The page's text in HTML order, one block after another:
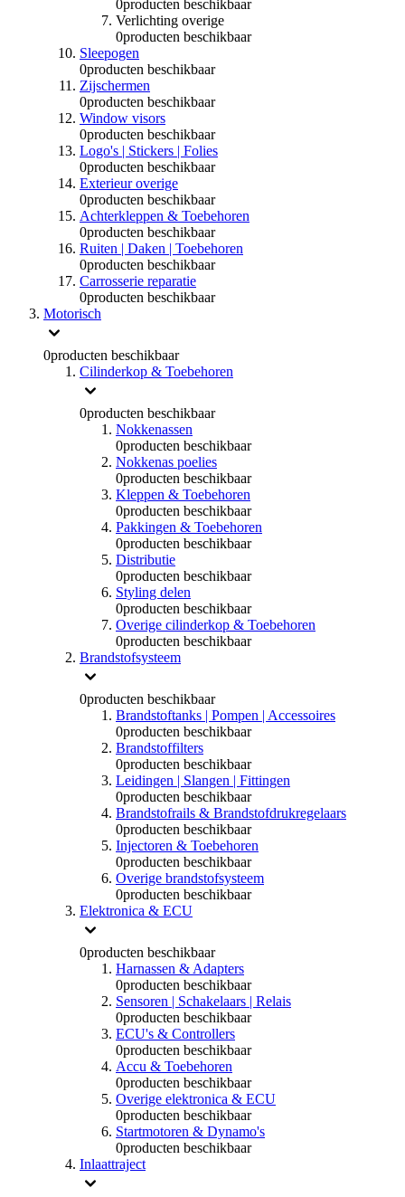
0producten beschikbaar
Verlichting overige
0producten beschikbaar
Sleepogen
0producten beschikbaar
Zijschermen
0producten beschikbaar
Window visors
0producten beschikbaar
Logo's | Stickers | Folies
0producten beschikbaar
Exterieur overige
0producten beschikbaar
Achterkleppen & Toebehoren
0producten beschikbaar
Ruiten | Daken | Toebehoren
0producten beschikbaar
Carrosserie reparatie
0producten beschikbaar
Motorisch
0producten beschikbaar
Cilinderkop & Toebehoren
0producten beschikbaar
Nokkenassen
0producten beschikbaar
Nokkenas poelies
0producten beschikbaar
Kleppen & Toebehoren
0producten beschikbaar
Pakkingen & Toebehoren
0producten beschikbaar
Distributie
0producten beschikbaar
Styling delen
0producten beschikbaar
Overige cilinderkop & Toebehoren
0producten beschikbaar
Brandstofsysteem
0producten beschikbaar
Brandstoftanks | Pompen | Accessoires
0producten beschikbaar
Brandstoffilters
0producten beschikbaar
Leidingen | Slangen | Fittingen
0producten beschikbaar
Brandstofrails & Brandstofdrukregelaars
0producten beschikbaar
Injectoren & Toebehoren
0producten beschikbaar
Overige brandstofsysteem
0producten beschikbaar
Elektronica & ECU
0producten beschikbaar
Harnassen & Adapters
0producten beschikbaar
Sensoren | Schakelaars | Relais
0producten beschikbaar
ECU's & Controllers
0producten beschikbaar
Accu & Toebehoren
0producten beschikbaar
Overige elektronica & ECU
0producten beschikbaar
Startmotoren & Dynamo's
0producten beschikbaar
Inlaattraject